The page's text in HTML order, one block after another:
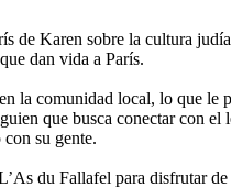
de Karen sobre la cultura
dan vida a París.
la comunidad local, lo que le
que busca conectar con
su gente.
du Fallafel para disfrutar